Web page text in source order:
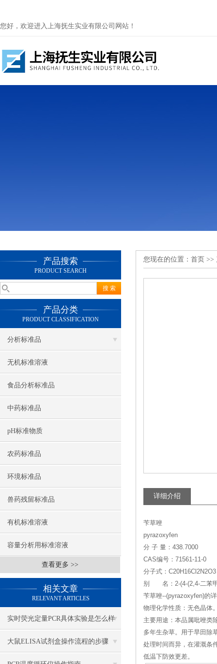
您好，欢迎进入上海抚生实业有限公司网站！
产品搜索
PRODUCT SEARCH
产品分类
PRODUCT CLASSIFICATION
分析标准品
无机标准溶液
食品分析标准品
中药标准品
pH标准物质
农药标准品
环境标准品
兽药残留标准品
有机标准溶液
容量分析用标准溶液
查看更多 >>
相关文章
RELEVANT ARTICLES
实时荧光定量PCR具体实验是怎么样
做的？
大鼠ELISA试剂盒操作流程的步骤
您现在的位置： 首页 >>
详细介绍
苄草唑
pyrazoxyfen
分 子 量：438.7000
CAS编号：71561-11-0
分子式：C20H16Cl2N2O3
别 名：2-(4-(2,4-二苯甲
苄草唑--(pyrazoxyfen)的
物理化学性质：无色晶体
主要用途：本品属吡唑类
多年生杂草。用于旱田除
处理时间而异，在灌溉条
低温下防效更差。